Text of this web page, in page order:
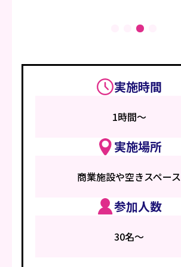
実施時間
1時間～
実施場所
商業施設や空きスペース
参加人数
30名～